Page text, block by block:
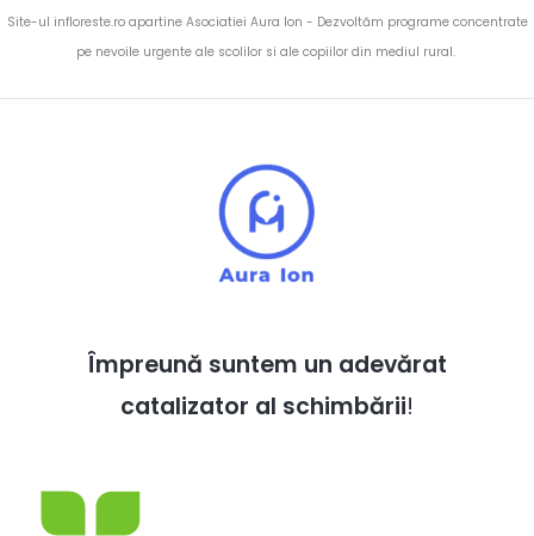
Site-ul infloreste.ro apartine Asociatiei Aura Ion - Dezvoltăm programe concentrate
pe nevoile urgente ale scolilor si ale copiilor din mediul rural.
Împreună suntem un adevărat
catalizator al schimbării!